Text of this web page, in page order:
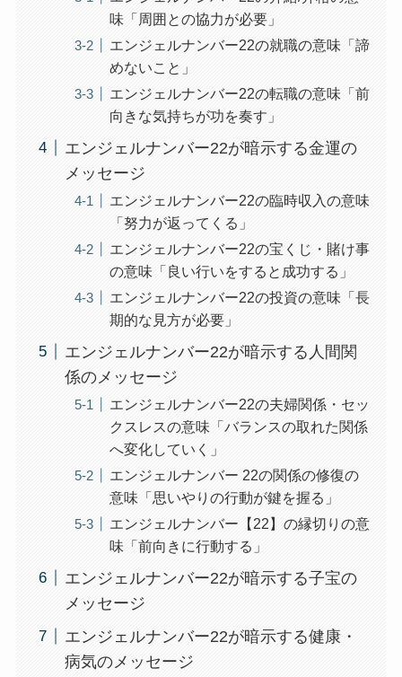
味「周囲との協力が必要」
エンジェルナンバー22の就職の意味「諦
めないこと」
エンジェルナンバー22の転職の意味「前
向きな気持ちが功を奏す」
エンジェルナンバー22が暗示する金運の
メッセージ
エンジェルナンバー22の臨時収入の意味
「努力が返ってくる」
エンジェルナンバー22の宝くじ・賭け事
の意味「良い行いをすると成功する」
エンジェルナンバー22の投資の意味「長
期的な見方が必要」
エンジェルナンバー22が暗示する人間関
係のメッセージ
エンジェルナンバー22の夫婦関係・セッ
クスレスの意味「バランスの取れた関係
へ変化していく」
エンジェルナンバー 22の関係の修復の
意味「思いやりの行動が鍵を握る」
エンジェルナンバー【22】の縁切りの意
味「前向きに行動する」
エンジェルナンバー22が暗示する子宝の
メッセージ
エンジェルナンバー22が暗示する健康・
病気のメッセージ